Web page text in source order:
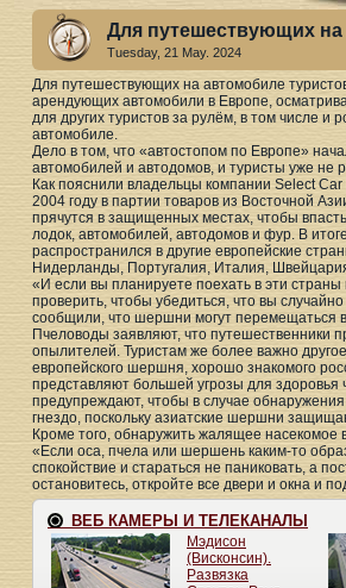
Для путешествующих на
Tuesday, 21 May. 2024
Для путешествующих на автомобиле
арендующих автомобили в Европе,
для других туристов за рулём, в том числе и
автомобиле.
Дело в том, что «автостопом по Европе»
автомобилей и автодомов, и туристы уже
Как пояснили владельцы компании Select
2004 году в партии товаров из Восточной
прячутся в защищенных местах, чтобы
лодок, автомобилей, автодомов и фур. В
распространился в другие европейские
Нидерланды, Португалия, Италия,
«И если вы планируете поехать в эти
проверить, чтобы убедиться, что вы
сообщили, что шершни могут перемещаться
Пчеловоды заявляют, что путешественники
опылителей. Туристам же более важно
европейского шершня, хорошо знакомого
представляют большей угрозы для
предупреждают, чтобы в случае
гнездо, поскольку азиатские шершни
Кроме того, обнаружить жалящее
«Если оса, пчела или шершень каким-то
спокойствие и стараться не паниковать, а
остановитесь, откройте все двери и окна и